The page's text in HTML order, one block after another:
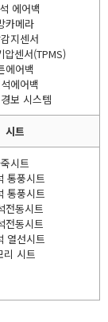
에어백
카메라
지센서
압센서(TPMS)
에어백
에어백
보 시스템
시트
시트
통풍시트
통풍시트
전동시트
전동시트
열선시트
리 시트